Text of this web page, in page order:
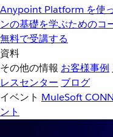
Anypoint Platform を使
ンの基礎を学ぶためのコ
無料で受講する
資料
その他の情報 お客様事例
レスセンター ブログ
イベント MuleSoft
ント